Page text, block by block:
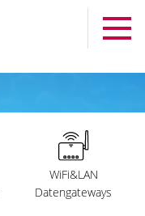
WiFi&LAN
Datengateways